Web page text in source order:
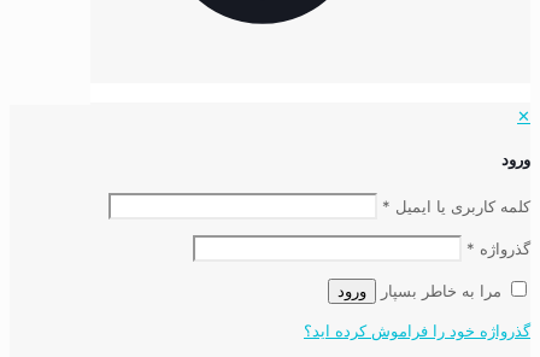
✕
ورود
کلمه کاربری یا ایمیل *
گذرواژه *
مرا به خاطر بسپار ورود
گذرواژه خود را فراموش کرده اید؟